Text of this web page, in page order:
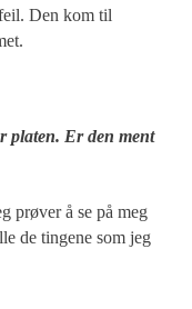
Den kom til
platen. Er den ment
prøver å se på meg
de tingene som jeg